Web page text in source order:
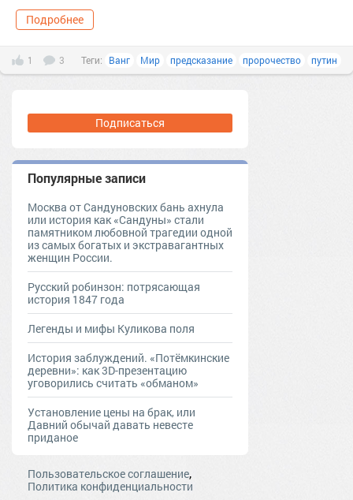
Подробнее
1 3 Теги: Ванг Мир предсказание пророчество путин
Подписаться
Популярные записи
Москва от Сандуновских бань ахнула
или история как «Сандуны» стали
памятником любовной трагедии одной
из самых богатых и экстравагантных
женщин России.
Русский робинзон: потрясающая
история 1847 года
Легенды и мифы Куликова поля
История заблуждений. «Потёмкинские
деревни»: как 3D-презентацию
уговорились считать «обманом»
Установление цены на брак, или
Давний обычай давать невесте
приданое
Пользовательское соглашение,
Политика конфиденциальности